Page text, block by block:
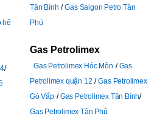
hệ
Tân Bình
Gas Saigon Petro Tân
Phú
Gas Petrolimex
Gas Petrolimex Hóc Môn
Gas
Petrolimex quận 12
Gas Petrolimex
Gò Vấp
Gas Petrolimex Tân Bình
Gas Petrolimex Tân Phú